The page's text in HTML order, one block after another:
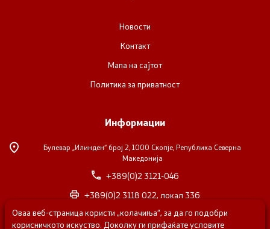
Новости
Контакт
Мапа на сајтот
Политика за приватност
Информации
Булевар „Илинден“ број 2, 1000 Скопје, Република Северна
Македонија
+389(0)2 3121-046
+389(0)2 3118 022, локал 336
nvosorabotka@gs.gov.mk
Оваа веб-страница користи „колачиња“, за да го подобри
корисничкото искуство. Доколку ги прифаќате условите